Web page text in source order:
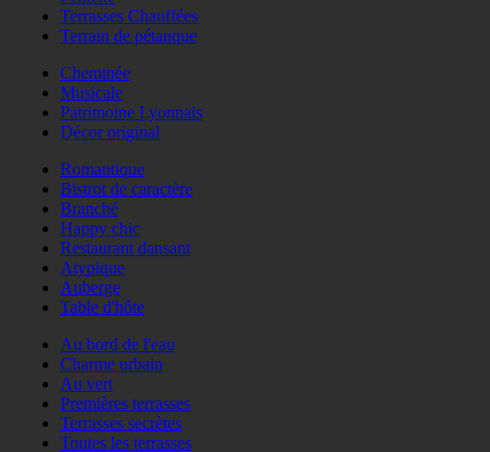
Terrasses Chauffées
Terrain de pétanque
Cheminée
Musicale
Patrimoine Lyonnais
Décor original
Romantique
Bistrot de caractère
Branché
Happy chic
Restaurant dansant
Atypique
Auberge
Table d'hôte
Au bord de l'eau
Charme urbain
Au vert
Premières terrasses
Terrasses secrètes
Toutes les terrasses